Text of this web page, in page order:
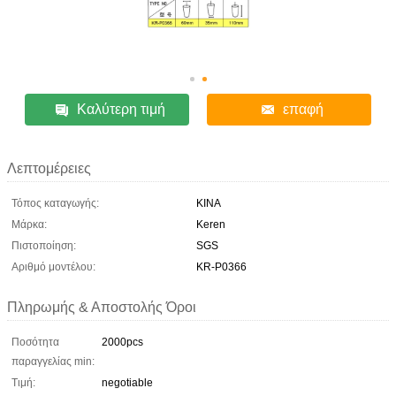
Καλύτερη τιμή επαφή
Λεπτομέρειες
Τόπος καταγωγής:
ΚΙΝΑ
Μάρκα:
Keren
Πιστοποίηση:
SGS
Αριθμό μοντέλου:
KR-P0366
Πληρωμής & Αποστολής Όροι
Ποσότητα
παραγγελίας min:
2000pcs
Τιμή:
negotiable